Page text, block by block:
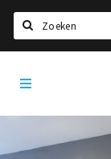
HOME
STUDEREN